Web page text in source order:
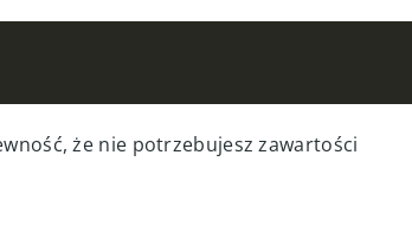
możesz użyć programu PuTTY (Windows)